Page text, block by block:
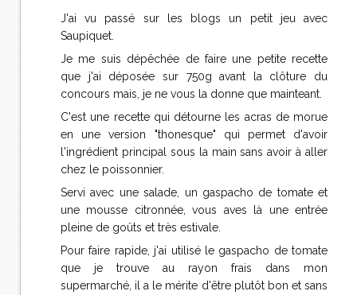
J'ai vu passé sur les blogs un petit jeu avec
Saupiquet.
Je me suis dépêchée de faire une petite recette
que j'ai déposée sur 750g avant la clôture du
concours mais, je ne vous la donne que mainteant.
C'est une recette qui détourne les acras de morue
en une version "thonesque" qui permet d'avoir
l'ingrédient principal sous la main sans avoir à aller
chez le poissonnier.
Servi avec une salade, un gaspacho de tomate et
une mousse citronnée, vous aves là une entrée
pleine de goûts et très estivale.
Pour faire rapide, j'ai utilisé le gaspacho de tomate
que je trouve au rayon frais dans mon
supermarché, il a le mérite d'être plutôt bon et sans